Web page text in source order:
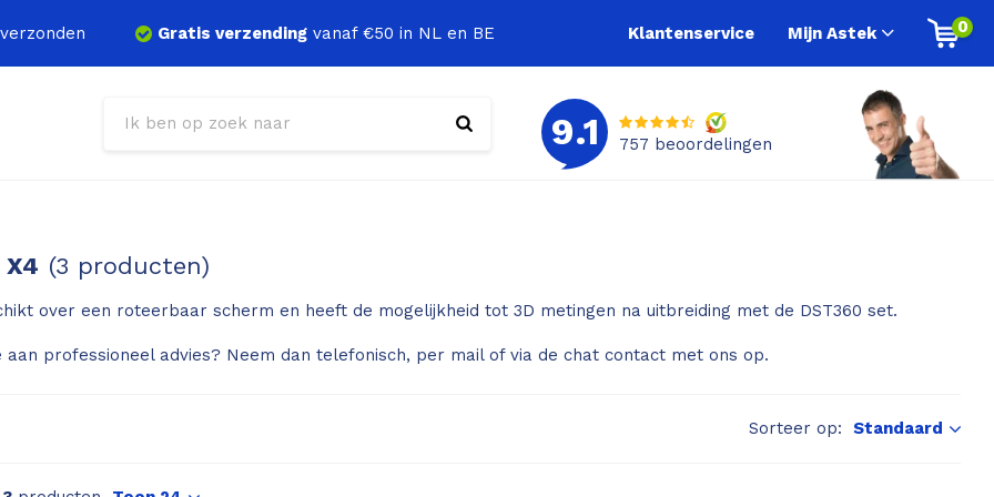
verzonden Gratis verzending vanaf €50 in NL en BE Klantenservice Mijn Astek 0
9.1 757 beoordelingen
(3 producten)
over een roteerbaar scherm en heeft de mogelijkheid tot 3D metingen na uitbreiding met de DST360 set.
aan professioneel advies? Neem dan telefonisch, per mail of via de chat contact met ons op.
Sorteer op: Standaard